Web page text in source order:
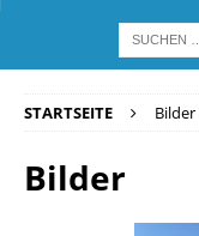
STARTSEITE Bilder
Bilder